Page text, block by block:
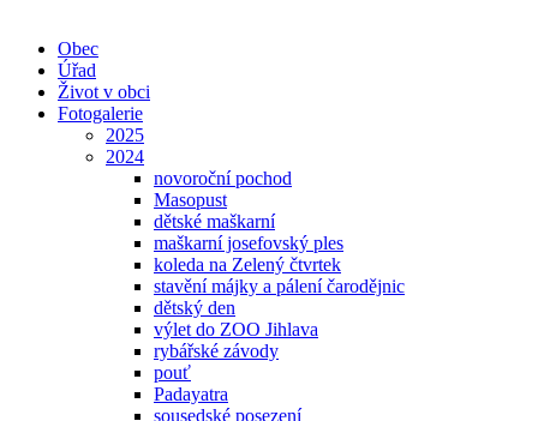
Obec
Úřad
Život v obci
Fotogalerie
2025
2024
novoroční pochod
Masopust
dětské maškarní
maškarní josefovský ples
koleda na Zelený čtvrtek
stavění májky a pálení čarodějnic
dětský den
výlet do ZOO Jihlava
rybářské závody
pouť
Padayatra
sousedské posezení